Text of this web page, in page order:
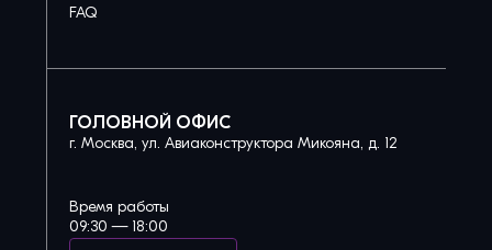
FAQ
ГОЛОВНОЙ ОФИС
г. Москва, ул. Авиаконструктора Микояна, д. 12
Время работы
09:30 — 18:00